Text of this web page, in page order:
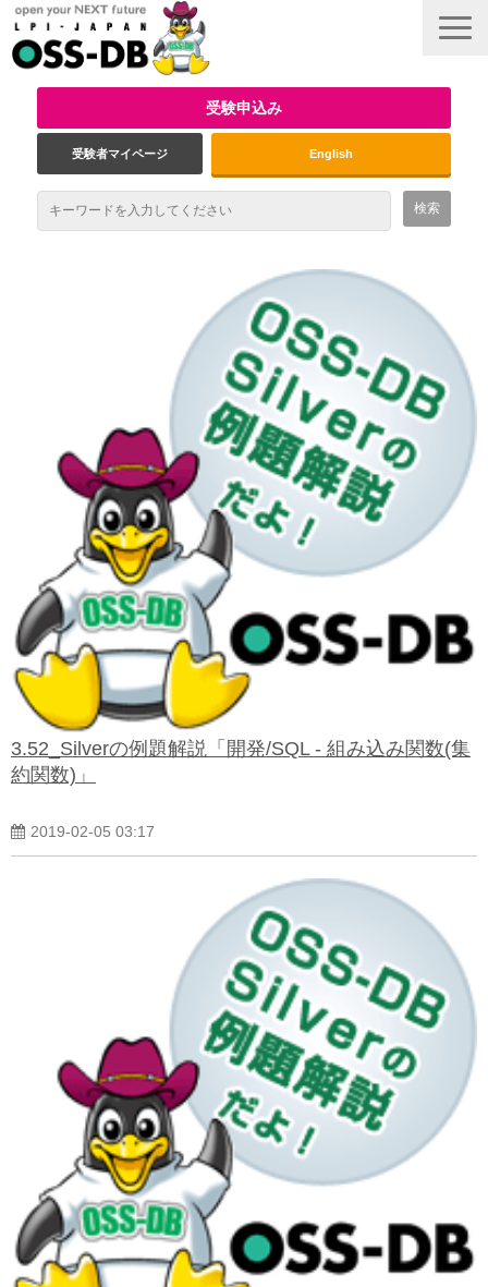
受験申込み
受験者マイページ English
試験概要
資格取得のメリット
受験対策
インタビュー
よくある質問
3.52_Silverの例題解説「開発/SQL - 組み込み関数(集
約関数)」
2019-02-05 03:17